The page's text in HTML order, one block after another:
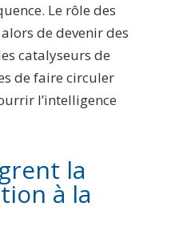
Le rôle des
de devenir des
catalyseurs de
de faire circuler
l’intelligence
la
à la